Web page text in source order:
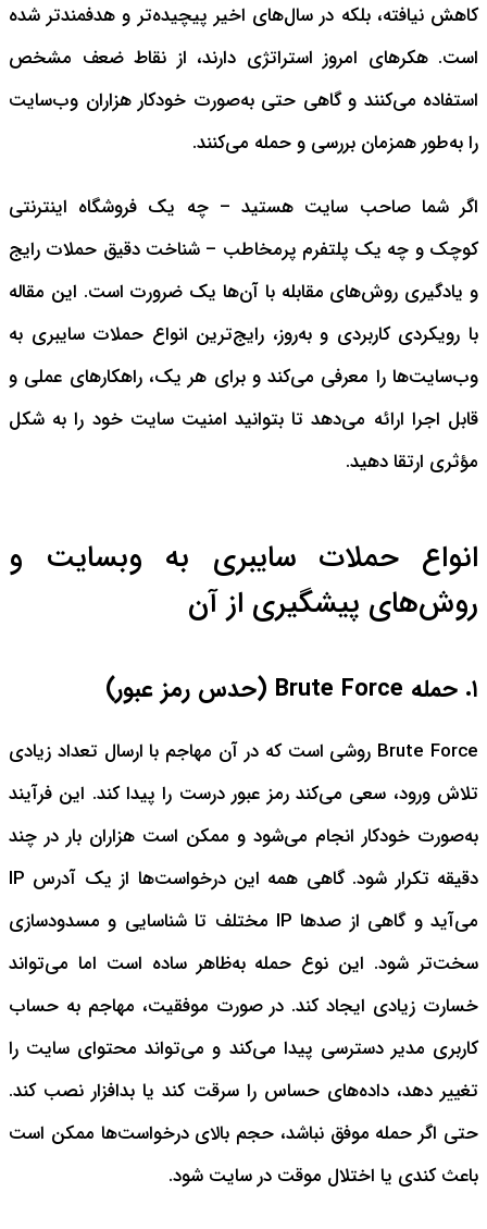
کاهش نیافته، بلکه در سال‌های اخیر پیچیده‌تر و هدفمندتر شده
است. هکرهای امروز استراتژی دارند، از نقاط ضعف مشخص
استفاده می‌کنند و گاهی حتی به‌صورت خودکار هزاران وب‌سایت
را به‌طور همزمان بررسی و حمله می‌کنند.
اگر شما صاحب سایت هستید – چه یک فروشگاه اینترنتی
کوچک و چه یک پلتفرم پرمخاطب – شناخت دقیق حملات رایج
و یادگیری روش‌های مقابله با آن‌ها یک ضرورت است. این مقاله
با رویکردی کاربردی و به‌روز، رایج‌ترین انواع حملات سایبری به
وب‌سایت‌ها را معرفی می‌کند و برای هر یک، راهکارهای عملی و
قابل اجرا ارائه می‌دهد تا بتوانید امنیت سایت خود را به شکل
مؤثری ارتقا دهید.
انواع حملات سایبری به وبسایت و
روش‌های پیشگیری از آن
۱. حمله Brute Force (حدس رمز عبور)
Brute Force روشی است که در آن مهاجم با ارسال تعداد زیادی
تلاش ورود، سعی می‌کند رمز عبور درست را پیدا کند. این فرآیند
به‌صورت خودکار انجام می‌شود و ممکن است هزاران بار در چند
دقیقه تکرار شود. گاهی همه این درخواست‌ها از یک آدرس IP
می‌آید و گاهی از صدها IP مختلف تا شناسایی و مسدودسازی
سخت‌تر شود. این نوع حمله به‌ظاهر ساده است اما می‌تواند
خسارت زیادی ایجاد کند. در صورت موفقیت، مهاجم به حساب
کاربری مدیر دسترسی پیدا می‌کند و می‌تواند محتوای سایت را
تغییر دهد، داده‌های حساس را سرقت کند یا بدافزار نصب کند.
حتی اگر حمله موفق نباشد، حجم بالای درخواست‌ها ممکن است
باعث کندی یا اختلال موقت در سایت شود.